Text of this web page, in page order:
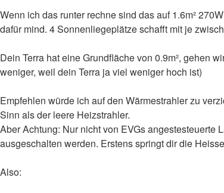
Wenn ich das runter rechne sind das auf 1.6m²
dafür mind. 4 Sonnenliegeplätze schafft mit je
Dein Terra hat eine Grundfläche von 0.9m², gehen
weniger, weil dein Terra ja viel weniger hoch ist)
Empfehlen würde ich auf den Wärmestrahler zu
Sinn als der leere Heizstrahler.
Aber Achtung: Nur nicht von EVGs angestesteuerte
ausgeschalten werden. Erstens springt dir die
Also: